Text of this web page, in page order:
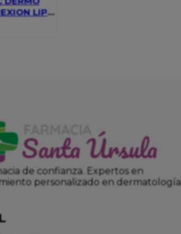
LIP
de confianza. Expertos en
personalizado en dermatología